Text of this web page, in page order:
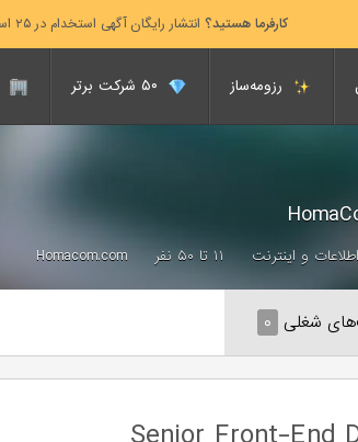
کارفرما هستید؟ انتشار رایگان آگهی استخدام در ۲۵ استان و ۲۶ دسته‌بندی شغلی
رزومه‌ساز
و اینترنت ۱۱ تا ۵۰ نفر Homacom.com
شغلی ۰